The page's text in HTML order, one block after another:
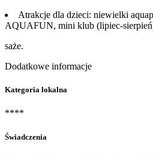
Atrakcje dla dzieci: niewielki
AQUAFUN, mini klub (lipiec-
saże.
Dodatkowe informacje
Kategoria lokalna
****
Świadczenia